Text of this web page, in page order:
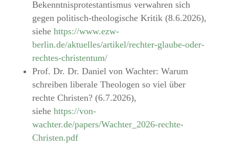
Bekenntnisprotestantismus verwahren sich
gegen politisch-theologische Kritik (8.6.2026),
siehe https://www.ezw-
berlin.de/aktuelles/artikel/rechter-glaube-oder-
rechtes-christentum/
Prof. Dr. Dr. Daniel von Wachter: Warum
schreiben liberale Theologen so viel über
rechte Christen? (6.7.2026),
siehe https://von-
wachter.de/papers/Wachter_2026-rechte-
Christen.pdf